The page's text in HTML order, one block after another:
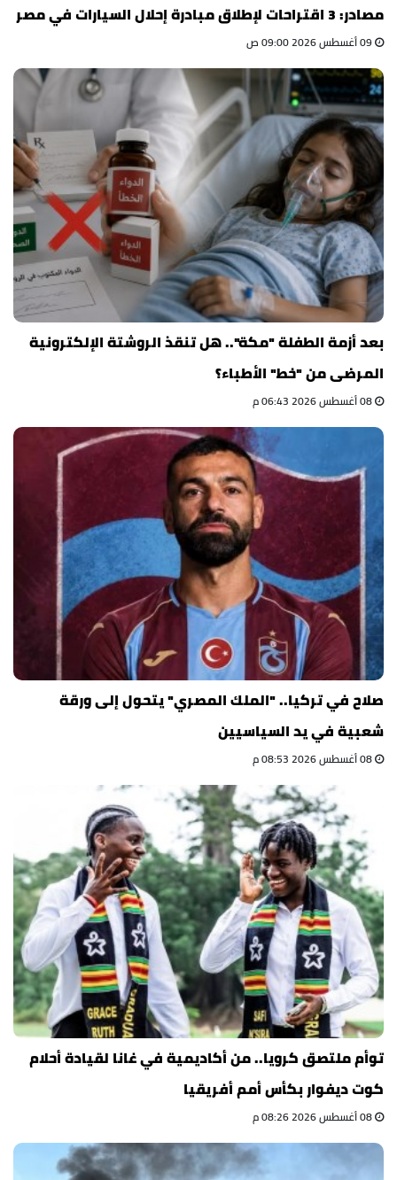
مصادر: 3 اقتراحات لإطلاق مبادرة إحلال السيارات في مصر
بعد أزمة الطفلة "مكة".. هل تنقذ الروشتة الإلكترونية
المرضى من "خط" الأطباء؟
صلاح في تركيا.. "الملك المصري" يتحول إلى ورقة
شعبية في يد السياسيين
توأم ملتصق كرويا.. من أكاديمية في غانا لقيادة أحلام
كوت ديفوار بكأس أمم أفريقيا